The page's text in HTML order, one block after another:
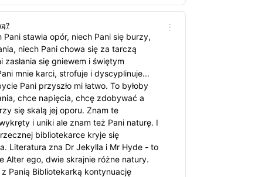
stawia opór, niech Pani się burzy,
niech Pani chowa się za tarczą
zasłania się gniewem i świętym
mnie karci, strofuje i dyscyplinuje...
Pani przyszło mi łatwo. To byłoby
chce napięcia, chcę zdobywać a
się skalą jej oporu. Znam te
i uniki ale znam też Pani naturę. I
bibliotekarce kryje się
Literatura zna Dr Jekylla i Mr Hyde - to
Alter ego, dwie skrajnie różne natury.
z Panią Bibliotekarką kontynuację